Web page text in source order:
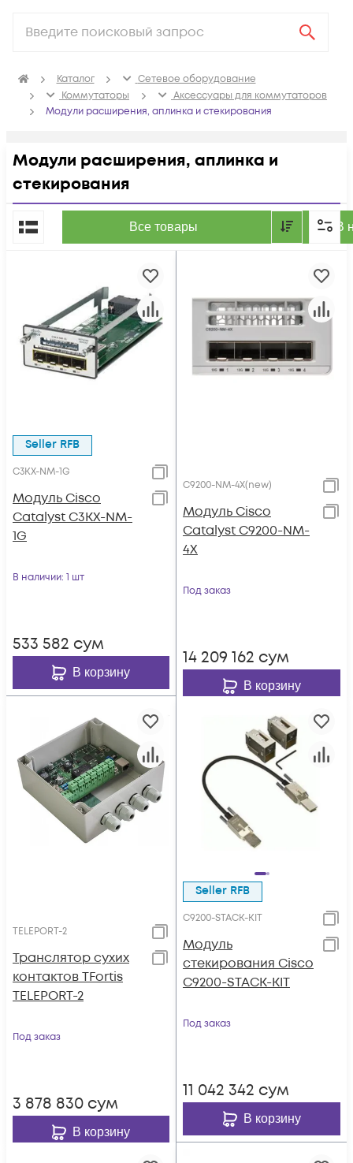
Каталог
Сетевое оборудование
Коммутаторы
Аксессуары для коммутаторов
Модули расширения, аплинка и стекирования
Модули расширения, аплинка и
стекирования
Все товары В
По популярности
Seller RFB
C3KX-NM-1G
Модуль Cisco
Catalyst C3KX-NM-
1G
В наличии: 1 шт
533 582 сум
В корзину
C9200-NM-4X(new)
Модуль Cisco
Catalyst C9200-NM-
4X
Под заказ
14 209 162 сум
В корзину
TELEPORT-2
Транслятор сухих
контактов TFortis
TELEPORT-2
Под заказ
3 878 830 сум
В корзину
Seller RFB
C9200-STACK-KIT
Модуль
стекирования Cisco
C9200-STACK-KIT
Под заказ
11 042 342 сум
В корзину